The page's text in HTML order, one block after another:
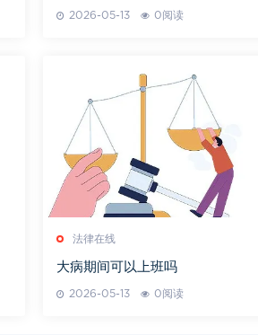
2026-05-13 0阅读
法律在线
大病期间可以上班吗
2026-05-13 0阅读